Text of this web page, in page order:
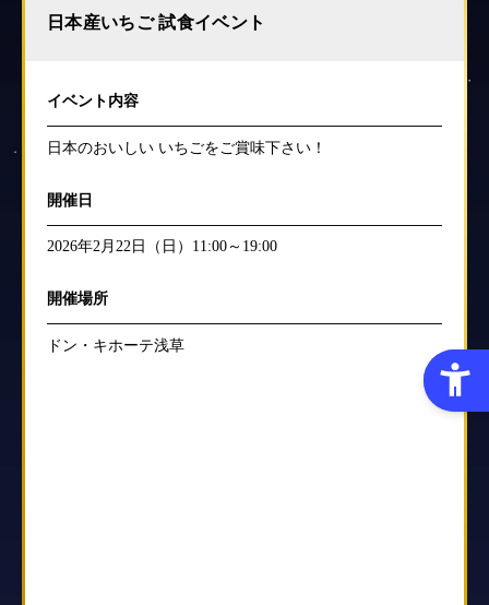
日本産いちご 試食イベント
イベント内容
日本のおいしい いちごをご賞味下さい！
開催日
2026年2月22日（日）11:00～19:00
開催場所
ドン・キホーテ浅草